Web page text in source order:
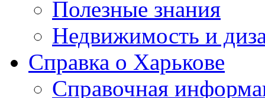
Полезные знания
Недвижимость и
Справка о Харькове
Справочная